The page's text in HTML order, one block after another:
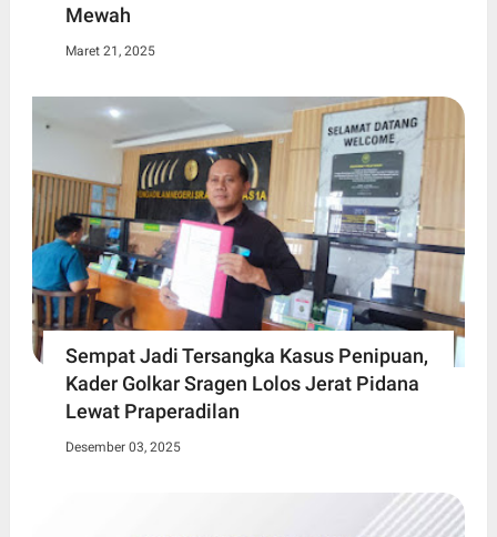
Mewah
Maret 21, 2025
Sempat Jadi Tersangka Kasus Penipuan,
Kader Golkar Sragen Lolos Jerat Pidana
Lewat Praperadilan
Desember 03, 2025